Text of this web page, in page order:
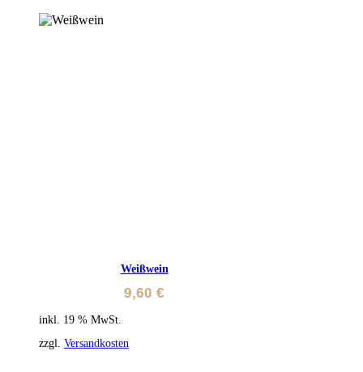
Weißwein
9,60€
inkl. 19 % MwSt.
zzgl. Versandkosten